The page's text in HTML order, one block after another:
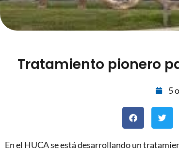
Tratamiento pionero
5
En el HUCA se está desarrollando un